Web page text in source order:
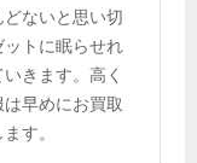
ないと思い切
ットに眠らせれ
きます。高く
早めにお買取
す。